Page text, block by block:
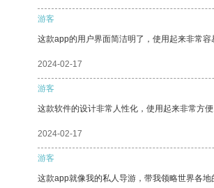
游客
这款app的用户界面简洁明了，使用起来非常容
2024-02-17
游客
这款软件的设计非常人性化，使用起来非常方便
2024-02-17
游客
这款app就像我的私人导游，带我领略世界各地